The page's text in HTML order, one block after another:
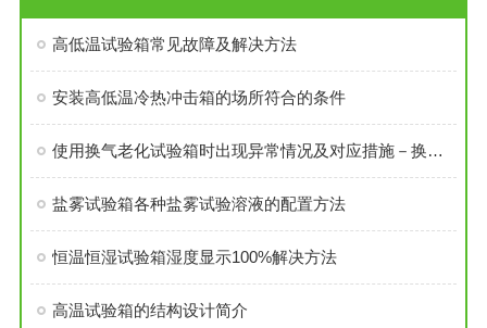
高低温试验箱常见故障及解决方法
安装高低温冷热冲击箱的场所符合的条件
使用换气老化试验箱时出现异常情况及对应措施－换气老化试验箱
盐雾试验箱各种盐雾试验溶液的配置方法
恒温恒湿试验箱湿度显示100%解决方法
高温试验箱的结构设计简介